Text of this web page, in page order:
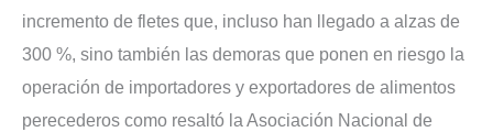
incremento de fletes que, incluso han llegado a alzas de
300 %, sino también las demoras que ponen en riesgo la
operación de importadores y exportadores de alimentos
perecederos como resaltó la Asociación Nacional de